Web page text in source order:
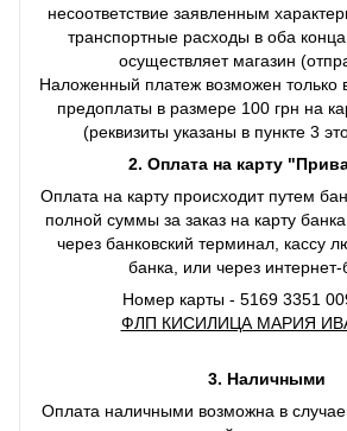
несоответствие заявленным
транспортные расходы в оба
осуществляет магазин
Наложенный платеж возможен только
предоплаты в размере 100 грн на
(реквизиты указаны в пункте 3
2. Оплата на карту
Оплата на карту происходит путем
полной суммы за заказ на карту
через банковский терминал, кассу
банка, или через интернет-
Номер карты - 5169 3351
ФЛП КИСИЛИЦА МАРИЯ
3. Наличными
Оплата наличными возможна в